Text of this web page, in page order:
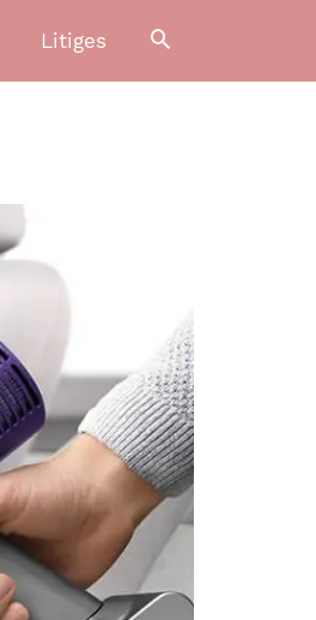
Litiges